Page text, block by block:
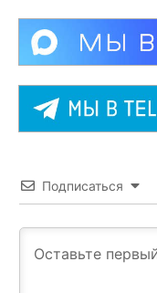
Подписаться